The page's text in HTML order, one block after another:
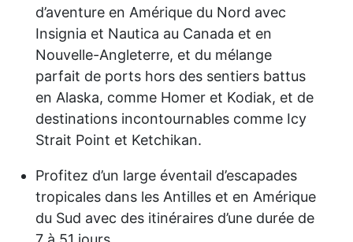
d’aventure en Amérique du Nord avec
Insignia et Nautica au Canada et en
Nouvelle-Angleterre, et du mélange
parfait de ports hors des sentiers battus
en Alaska, comme Homer et Kodiak, et de
destinations incontournables comme Icy
Strait Point et Ketchikan.
Profitez d’un large éventail d’escapades
tropicales dans les Antilles et en Amérique
du Sud avec des itinéraires d’une durée de